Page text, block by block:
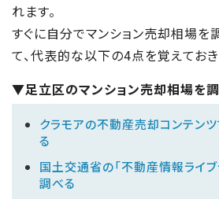
れます。
すぐに自分でマンション売却相場を
て、代表的な以下の4点を覚えておき
▼足立区のマンション売却相場を
クラモアの不動産売却コンテン
る
国土交通省の「不動産情報ライ
調べる